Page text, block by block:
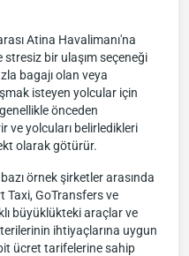
Atina Havalimanı'na
bir ulaşım seçeneği
bagajı olan veya
isteyen yolcular için
önceden
ve yolcuları belirledikleri
olarak götürür.
örnek şirketler arasında
Taxi, GoTransfers ve
büyüklükteki araçlar ve
ihtiyaçlarına uygun
ücret tarifelerine sahip